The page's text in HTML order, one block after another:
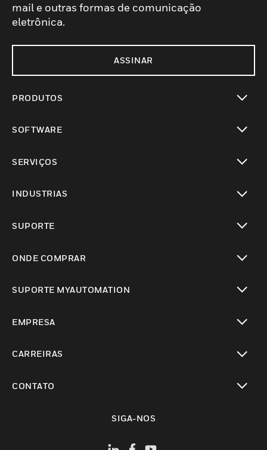
mail e outras formas de comunicação
eletrônica.
ASSINAR
PRODUTOS
SOFTWARE
SERVIÇOS
INDUSTRIAS
SUPORTE
ONDE COMPRAR
SUPORTE MYAUTOMATION
EMPRESA
CARREIRAS
CONTATO
SIGA-NOS